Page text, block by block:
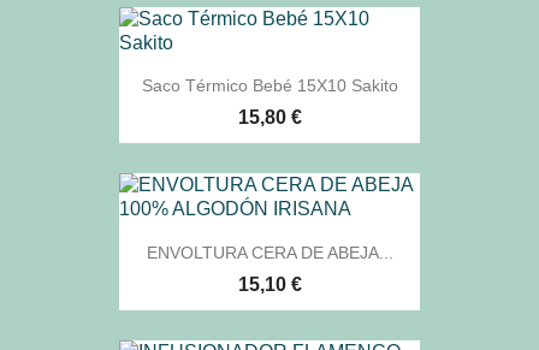
Saco Térmico Bebé 15X10 Sakito
15,80 €
ENVOLTURA CERA DE ABEJA...
15,10 €